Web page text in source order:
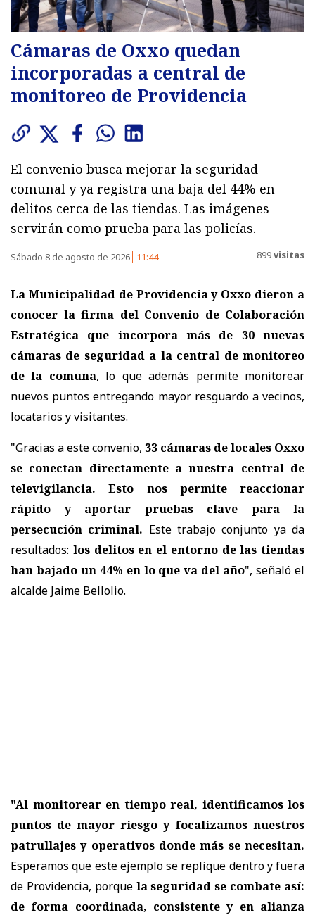
Cámaras de Oxxo quedan
incorporadas a central de
monitoreo de Providencia
El convenio busca mejorar la seguridad
comunal y ya registra una baja del 44% en
delitos cerca de las tiendas. Las imágenes
servirán como prueba para las policías.
Sábado 8 de agosto de 2026 11:44 899visitas
La Municipalidad de Providencia y Oxxo dieron a
conocer la firma del Convenio de Colaboración
Estratégica que incorpora más de 30 nuevas
cámaras de seguridad a la central de monitoreo
de la comuna, lo que además permite monitorear
nuevos puntos entregando mayor resguardo a vecinos,
locatarios y visitantes.
"Gracias a este convenio, 33 cámaras de locales Oxxo
se conectan directamente a nuestra central de
televigilancia. Esto nos permite reaccionar
rápido y aportar pruebas clave para la
persecución criminal. Este trabajo conjunto ya da
resultados: los delitos en el entorno de las tiendas
han bajado un 44% en lo que va del año", señaló el
alcalde Jaime Bellolio.
"Al monitorear en tiempo real, identificamos los
puntos de mayor riesgo y focalizamos nuestros
patrullajes y operativos donde más se necesitan.
Esperamos que este ejemplo se replique dentro y fuera
de Providencia, porque la seguridad se combate así:
de forma coordinada, consistente y en alianza